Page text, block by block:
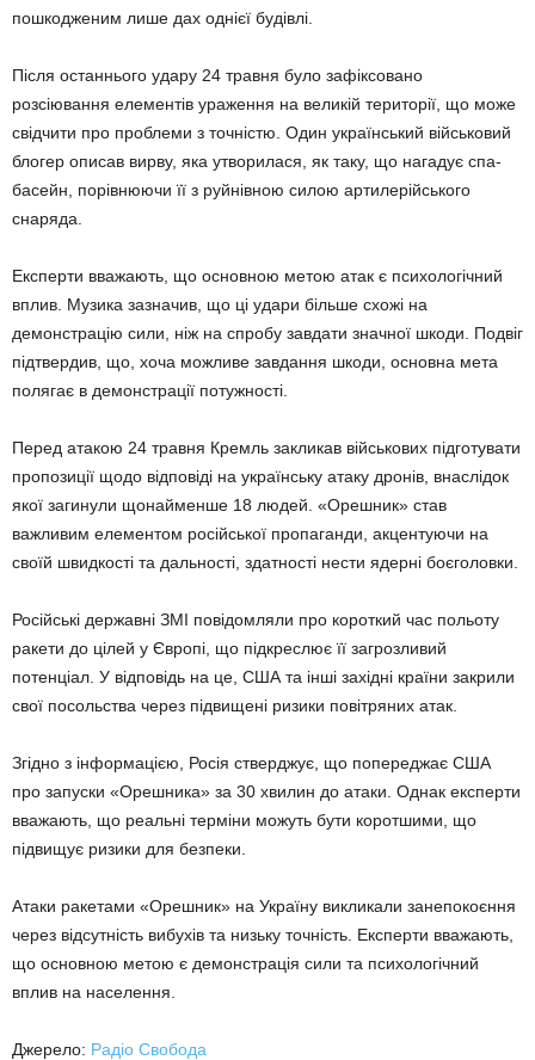
пошкодженим лише дах однієї будівлі.
Після останнього удару 24 травня було зафіксовано
розсіювання елементів ураження на великій території, що може
свідчити про проблеми з точністю. Один український військовий
блогер описав вирву, яка утворилася, як таку, що нагадує спа-
басейн, порівнюючи її з руйнівною силою артилерійського
снаряда.
Експерти вважають, що основною метою атак є психологічний
вплив. Музика зазначив, що ці удари більше схожі на
демонстрацію сили, ніж на спробу завдати значної шкоди. Подвіг
підтвердив, що, хоча можливе завдання шкоди, основна мета
полягає в демонстрації потужності.
Перед атакою 24 травня Кремль закликав військових підготувати
пропозиції щодо відповіді на українську атаку дронів, внаслідок
якої загинули щонайменше 18 людей. «Орешник» став
важливим елементом російської пропаганди, акцентуючи на
своїй швидкості та дальності, здатності нести ядерні боєголовки.
Російські державні ЗМІ повідомляли про короткий час польоту
ракети до цілей у Європі, що підкреслює її загрозливий
потенціал. У відповідь на це, США та інші західні країни закрили
свої посольства через підвищені ризики повітряних атак.
Згідно з інформацією, Росія стверджує, що попереджає США
про запуски «Орешника» за 30 хвилин до атаки. Однак експерти
вважають, що реальні терміни можуть бути коротшими, що
підвищує ризики для безпеки.
Атаки ракетами «Орешник» на Україну викликали занепокоєння
через відсутність вибухів та низьку точність. Експерти вважають,
що основною метою є демонстрація сили та психологічний
вплив на населення.
Джерело: Радіо Свобода